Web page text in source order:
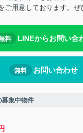
ご用意しております。ぜ
料 LINEからお問い合
無料 お問い合わせ
募集中物件